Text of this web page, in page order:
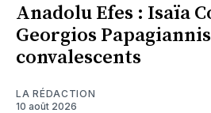
Anadolu Efes : Isaïa
Georgios
convalescents
LA RÉDACTION
10 août 2026